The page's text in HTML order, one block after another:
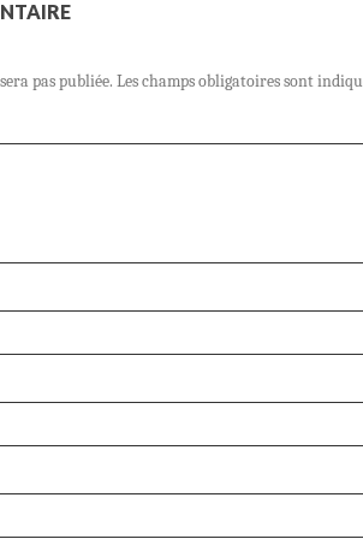
pas publiée. Les champs obligatoires sont